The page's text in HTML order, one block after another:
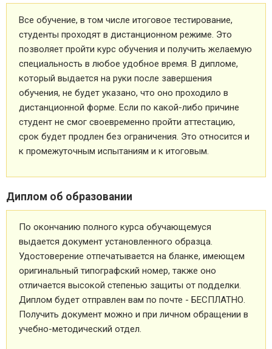
Все обучение, в том числе итоговое тестирование,
студенты проходят в дистанционном режиме. Это
позволяет пройти курс обучения и получить желаемую
специальность в любое удобное время. В дипломе,
который выдается на руки после завершения
обучения, не будет указано, что оно проходило в
дистанционной форме. Если по какой-либо причине
студент не смог своевременно пройти аттестацию,
срок будет продлен без ограничения. Это относится и
к промежуточным испытаниям и к итоговым.
Диплом об образовании
По окончанию полного курса обучающемуся
выдается документ установленного образца.
Удостоверение отпечатывается на бланке, имеющем
оригинальный типографский номер, также оно
отличается высокой степенью защиты от подделки.
Диплом будет отправлен вам по почте - БЕСПЛАТНО.
Получить документ можно и при личном обращении в
учебно-методический отдел.